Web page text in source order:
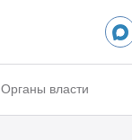
Органы власти